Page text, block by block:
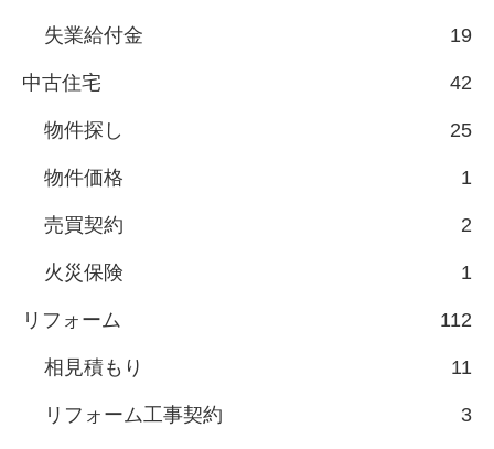
失業給付金 19
中古住宅 42
物件探し 25
物件価格 1
売買契約 2
火災保険 1
リフォーム 112
相見積もり 11
リフォーム工事契約 3